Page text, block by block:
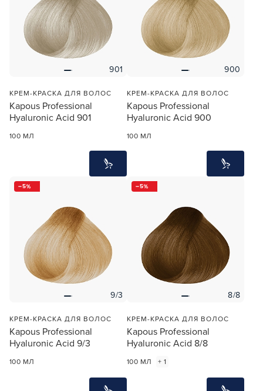
901
КРЕМ-КРАСКА ДЛЯ ВОЛОС
Kapous Professional
Hyaluronic Acid 901
100 МЛ
900
КРЕМ-КРАСКА ДЛЯ ВОЛОС
Kapous Professional
Hyaluronic Acid 900
100 МЛ
5
9/3
КРЕМ-КРАСКА ДЛЯ ВОЛОС
Kapous Professional
Hyaluronic Acid 9/3
100 МЛ
5
8/8
КРЕМ-КРАСКА ДЛЯ ВОЛОС
Kapous Professional
Hyaluronic Acid 8/8
100 МЛ + 1